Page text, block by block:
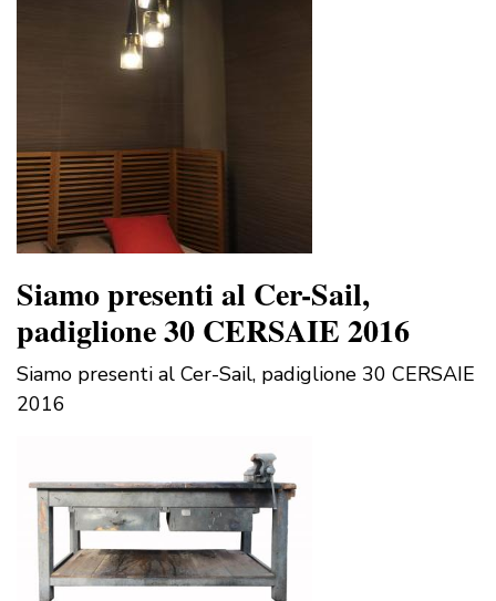
Siamo presenti al Cer-Sail,
padiglione 30 CERSAIE 2016
Siamo presenti al Cer-Sail, padiglione 30 CERSAIE
2016